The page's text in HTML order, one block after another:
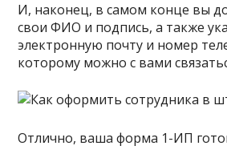
И, наконец, в самом конце вы
свои ФИО и подпись, а также
электронную почту и номер
которому можно с вами
Отлично, ваша форма 1-ИП